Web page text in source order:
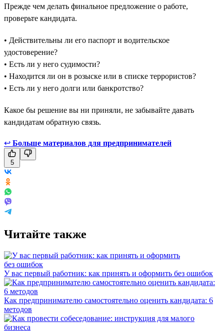
Прежде чем делать финальное предложение о работе,
проверьте кандидата.
• Действительны ли его паспорт и водительское
удостоверение?
• Есть ли у него судимости?
• Находится ли он в розыске или в списке террористов?
• Есть ли у него долги или банкротство?
Какое бы решение вы ни приняли, не забывайте давать
кандидатам обратную связь.
↩ Больше материалов для предпринимателей
5
Читайте также
У вас первый работник: как принять и оформить без ошибок
Как предпринимателю самостоятельно оценить кандидата: 6
методов